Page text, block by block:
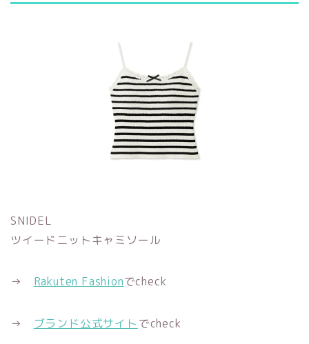
SNIDEL
ツイードニットキャミソール
→ Rakuten Fashionでcheck
→ ブランド公式サイト でcheck